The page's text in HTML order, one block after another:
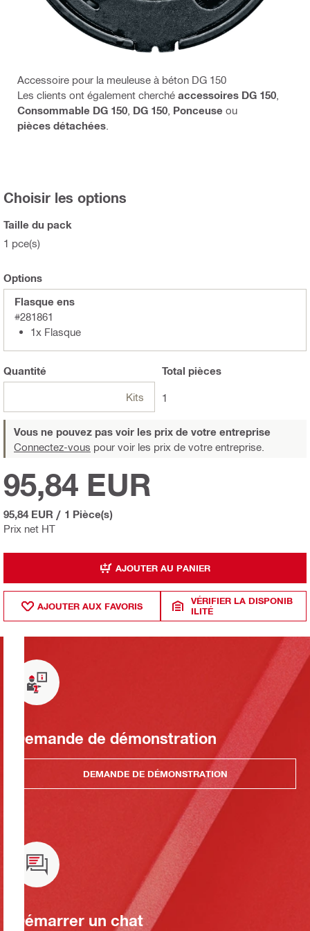
Accessoire pour la meuleuse à béton DG 150
Les clients ont également cherché accessoires DG 150
Consommable DG 150 DG 150 Ponceuse ou
pièces détachées
Choisir les options
Taille du pack
1 pce(s)
Options
Flasque ens
#281861
1x Flasque
Quantité
Kits
Total pièces
1
Vous ne pouvez pas voir les prix de votre entreprise
Connectez-vous pour voir les prix de votre entreprise.
Prix net HT
95,84 EUR
95,84 EUR / 1 Pièce(s)
AJOUTER AU PANIER
AJOUTER AUX FAVORIS
VÉRIFIER LA DISPONIB
ILITÉ
Demande de démonstration
DEMANDE DE DÉMONSTRATION
Démarrer un chat